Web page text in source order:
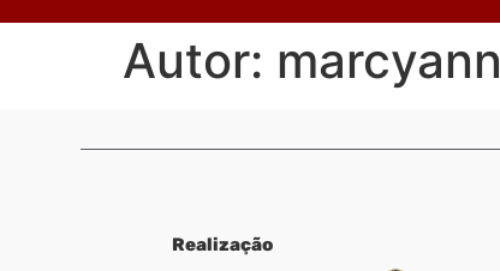
Autor: marcyann
Realização